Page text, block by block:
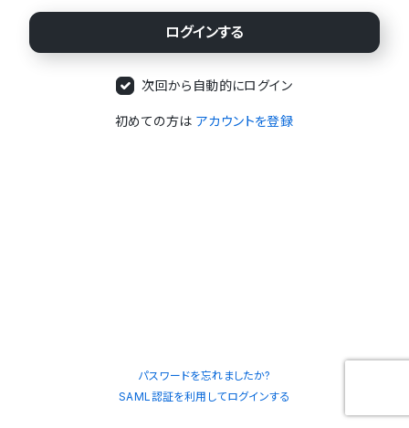
次回から自動的にログイン
初めての方は アカウントを登録
パスワードを忘れましたか?
SAML認証を利用してログインする